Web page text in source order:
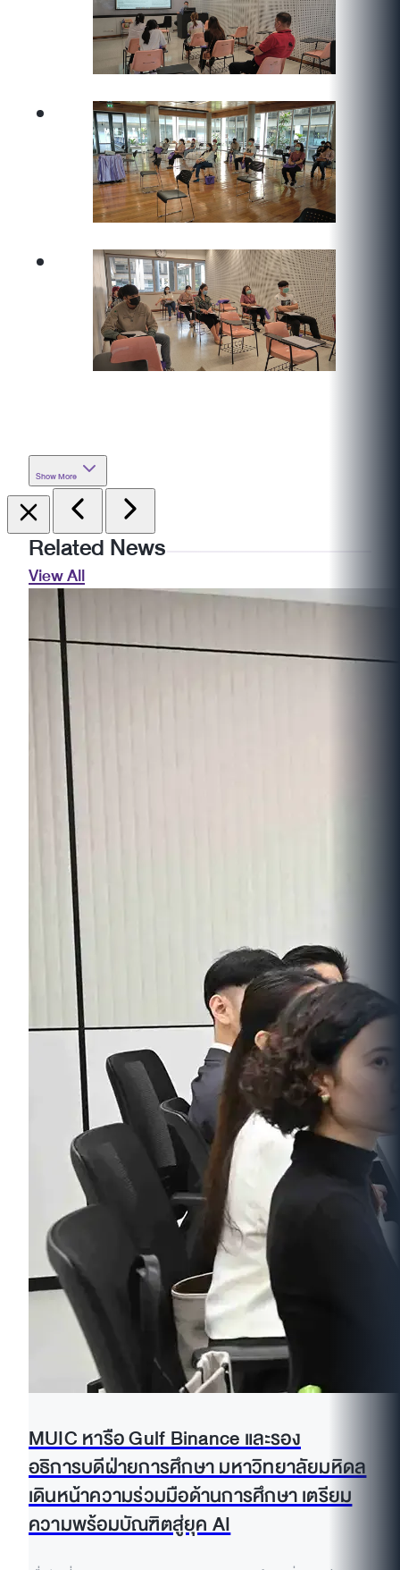
Show More
Related News
View All
MUIC หารือ Gulf Binance และรอง
อธิการบดีฝ่ายการศึกษา มหาวิทยาลัยมหิดล
เดินหน้าความร่วมมือด้านการศึกษา เตรียม
ความพร้อมบัณฑิตสู่ยุค AI